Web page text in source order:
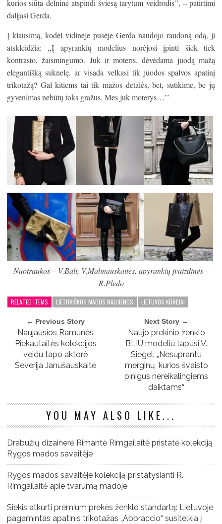
kurios siūta delninė atspindi šviesą tarytum veidrodis’’, – patirtimi
dalijasi Gerda.
Į klausimą, kodėl vidinėje pusėje Gerda naudojo raudoną odą, ji
atskleidžia: ,,Į apyrankių modelius norėjosi įpinti šiek tiek
kontrasto, žaismingumo. Juk ir moteris, dėvėdama juodą mažą
elegantišką suknelę, ar visada velkasi tik juodos spalvos apatinį
trikotažą? Gal kitiems tai tik mažos detalės, bet, sutikime, be jų
gyvenimas nebūtų toks gražus. Mes juk moterys…’’
Nuotraukos – V.Bali, V.Malinauskaitės, apyrankių įvaizdinės –
R.Pledo
RELATED ITEMS LIETUVIŠKOS MADOS NAUJIENOS LIETUVOS KŪRĖJAI
← Previous Story
Naujausios Ramunės
Piekautaitės kolekcijos
veidu tapo aktorė
Severija Janušauskaitė
Next Story →
Naujo prekinio ženklo
BLIU modeliu tapusi V.
Siegel: „Nesuprantu
merginų, kurios švaisto
pinigus nereikalingiems
daiktams“
YOU MAY ALSO LIKE...
Drabužių dizainerė Rimantė Rimgailaitė pristatė kolekciją
Rygos mados savaitėje
Rygos mados savaitėje kolekciją pristatysianti R.
Rimgailaitė apie tvarumą madoje
Siekis atkurti premium prekės ženklo standartą: Lietuvoje
pagamintas apatinis trikotažas „Abbraccio“ susitelkia į